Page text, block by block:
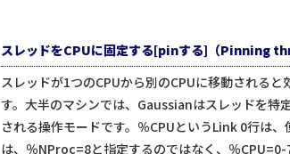
スレッドをCPUに固定する[pinする]（Pinning
スレッドが1つのCPUから別のCPUに移動される
す。大半のマシンでは、Gaussianはスレッドを特
される操作モードです。％CPUというLink 0行は
は、％NProc=8と指定するのではなく、％